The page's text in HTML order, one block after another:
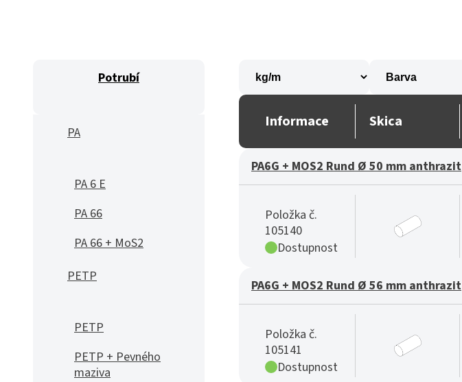
Potrubí
PA
PA 6 E
PA 66
PA 66 + MoS2
PETP
PETP
PETP + Pevného
maziva
Informace Skica
PA6G + MOS2 Rund Ø 50 mm anthrazit
Položka č.
105140
Dostupnost
PA6G + MOS2 Rund Ø 56 mm anthrazit
Položka č.
105141
Dostupnost